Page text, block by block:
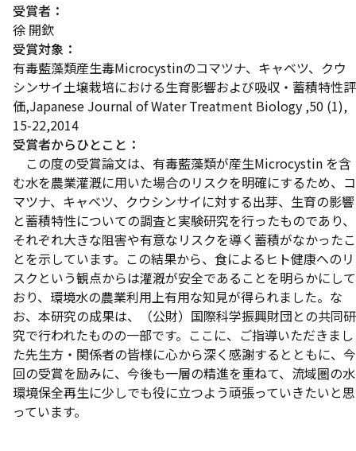
受賞者：
徐 開欽
受賞対象：
有毒藍藻類産生毒Microcystinのコマツナ、キャベツ、クウ
シンサイ土壌栽培における生育影響および吸収・蓄積特性評
価,Japanese Journal of Water Treatment Biology ,50 (1),
15-22,2014
受賞者からひとこと：
この度の受賞論文は、有毒藍藻類が産生Microcystin を含
む水を農業灌漑に用いた場合のリスクを明確にするため、コ
マツナ、キャベツ、クウシンサイに対する出芽、生育の影響
と蓄積特性についての調査と実験研究を行ったものであり、
それぞれ大きな阻害や有意なリスクを導く蓄積がなかったこ
とを示しています。この結果から、食によるヒト健康へのリ
スクという観点からは灌漑が安全であることを明らかにして
おり、環境水の農業利用上有用な知見が得られました。な
お、本研究の成果は、（公財）国際科学振興財団との共同研
究で行われたものの一部です。ここに、ご指導いただきまし
た先生方・関係者の皆様に心から深く感謝するとともに、今
回の受賞を励みに、今後も一層の精進を重ねて、流域圏の水
環境保全再生に少しでも役に立つよう頑張っていきたいと思
っています。